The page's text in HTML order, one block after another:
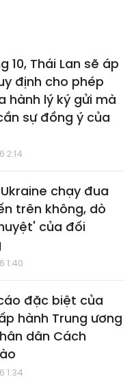
10, Thái Lan sẽ áp
định cho phép
hành lý ký gửi mà
sự đồng ý của
2:14
chạy đua
trên không, dò
của đối
1:40
đặc biệt của
hành Trung ương
dân Cách
1:34